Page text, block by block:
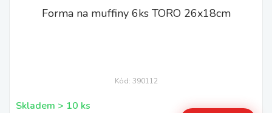
Forma na muffiny 6ks TORO 26x18cm
Kód: 390112
Skladem > 10 ks